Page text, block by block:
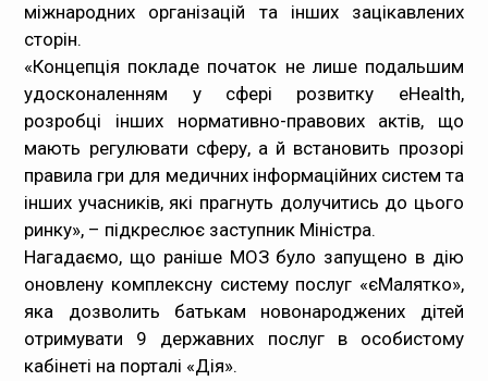
міжнародних організацій та інших зацікавлених
сторін.
«Концепція покладе початок не лише подальшим
удосконаленням у сфері розвитку eHealth,
розробці інших нормативно-правових актів, що
мають регулювати сферу, а й встановить прозорі
правила гри для медичних інформаційних систем та
інших учасників, які прагнуть долучитись до цього
ринку», – підкреслює заступник Міністра.
Нагадаємо, що раніше МОЗ було запущено в дію
оновлену комплексну систему послуг «єМалятко»,
яка дозволить батькам новонароджених дітей
отримувати 9 державних послуг в особистому
кабінеті на порталі «Дія».